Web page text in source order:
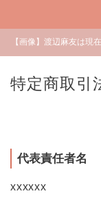
【画像】渡辺麻友は現
特定商取引
代表責任者名
xxxxxx